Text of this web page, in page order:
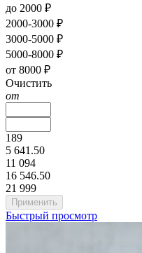
до 2000 ₽
2000-3000 ₽
3000-5000 ₽
5000-8000 ₽
от 8000 ₽
Очистить
от
189
5 641.50
11 094
16 546.50
21 999
Быстрый просмотр